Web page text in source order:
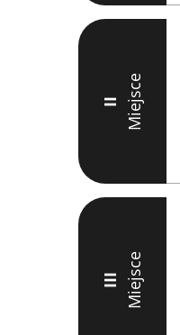
II Miejsce
III Miejsce